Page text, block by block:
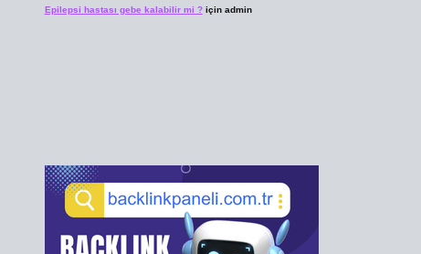
Epilepsi hastası gebe kalabilir mi ?için admin